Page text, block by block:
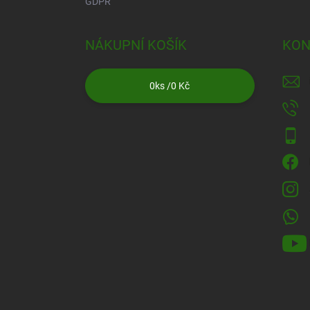
NÁKUPNÍ KOŠÍK
0ks /0 Kč